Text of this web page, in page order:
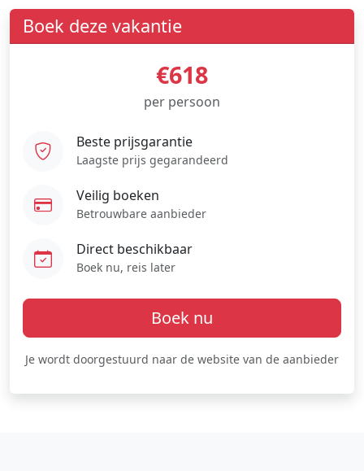
Boek deze vakantie
€618
per persoon
Beste prijsgarantie
Laagste prijs gegarandeerd
Veilig boeken
Betrouwbare aanbieder
Direct beschikbaar
Boek nu, reis later
Boek nu
Je wordt doorgestuurd naar de website van de aanbieder